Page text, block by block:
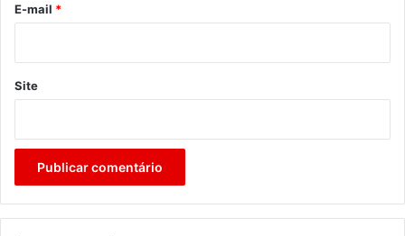
*
E-mail *
Site